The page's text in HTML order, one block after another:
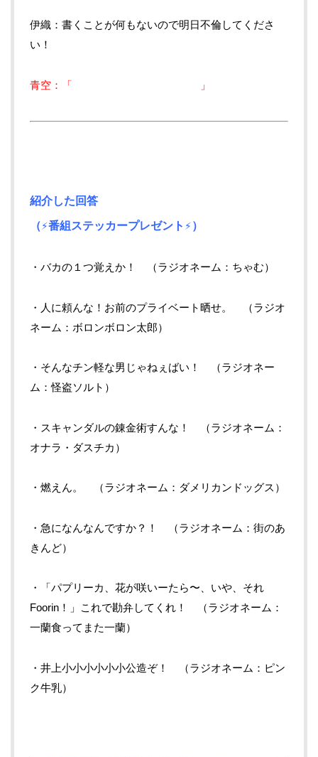
伊織：書くことが何もないので明日不倫してくださ
い！
青空：「 」
紹介した回答
（⚡番組ステッカープレゼント⚡）
・バカの１つ覚えか！ （ラジオネーム：ちゃむ）
・人に頼んな！お前のプライベート晒せ。 （ラジオ
ネーム：ボロンボロン太郎）
・そんなチン軽な男じゃねぇばい！ （ラジオネー
ム：怪盗ソルト）
・スキャンダルの錬金術すんな！ （ラジオネーム：
オナラ・ダスチカ）
・燃えん。 （ラジオネーム：ダメリカンドッグス）
・急になんなんですか？！ （ラジオネーム：街のあ
きんど）
・「パプリーカ、花が咲いーたら〜、いや、それ
Foorin！」これで勘弁してくれ！ （ラジオネーム：
一蘭食ってまた一蘭）
・井上小小小小小小公造ぞ！ （ラジオネーム：ピン
ク牛乳）